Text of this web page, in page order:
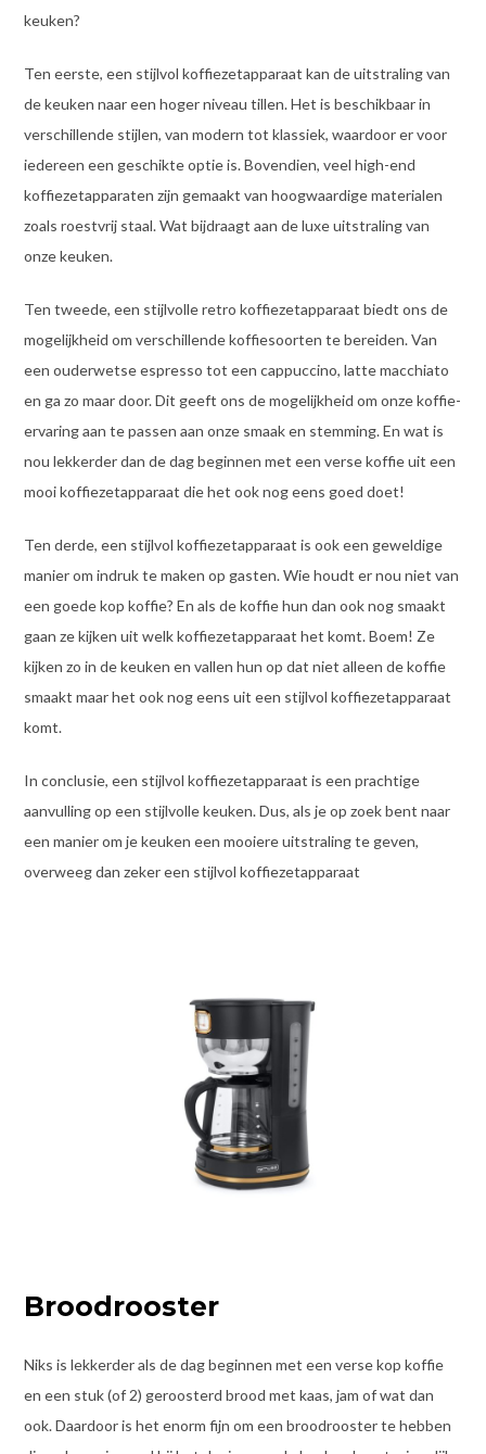
keuken?
Ten eerste, een stijlvol koffiezetapparaat kan de uitstraling van
de keuken naar een hoger niveau tillen. Het is beschikbaar in
verschillende stijlen, van modern tot klassiek, waardoor er voor
iedereen een geschikte optie is. Bovendien, veel high-end
koffiezetapparaten zijn gemaakt van hoogwaardige materialen
zoals roestvrij staal. Wat bijdraagt aan de luxe uitstraling van
onze keuken.
Ten tweede, een stijlvolle retro koffiezetapparaat biedt ons de
mogelijkheid om verschillende koffiesoorten te bereiden. Van
een ouderwetse espresso tot een cappuccino, latte macchiato
en ga zo maar door. Dit geeft ons de mogelijkheid om onze koffie-
ervaring aan te passen aan onze smaak en stemming. En wat is
nou lekkerder dan de dag beginnen met een verse koffie uit een
mooi koffiezetapparaat die het ook nog eens goed doet!
Ten derde, een stijlvol koffiezetapparaat is ook een geweldige
manier om indruk te maken op gasten. Wie houdt er nou niet van
een goede kop koffie? En als de koffie hun dan ook nog smaakt
gaan ze kijken uit welk koffiezetapparaat het komt. Boem! Ze
kijken zo in de keuken en vallen hun op dat niet alleen de koffie
smaakt maar het ook nog eens uit een stijlvol koffiezetapparaat
komt.
In conclusie, een stijlvol koffiezetapparaat is een prachtige
aanvulling op een stijlvolle keuken. Dus, als je op zoek bent naar
een manier om je keuken een mooiere uitstraling te geven,
overweeg dan zeker een stijlvol koffiezetapparaat
Broodrooster
Niks is lekkerder als de dag beginnen met een verse kop koffie
en een stuk (of 2) geroosterd brood met kaas, jam of wat dan
ook. Daardoor is het enorm fijn om een broodrooster te hebben